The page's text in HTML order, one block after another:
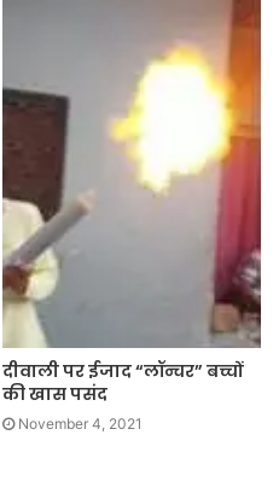
दीवाली पर ईजाद “लॉन्चर” बच्चों
की खास पसंद
November 4, 2021